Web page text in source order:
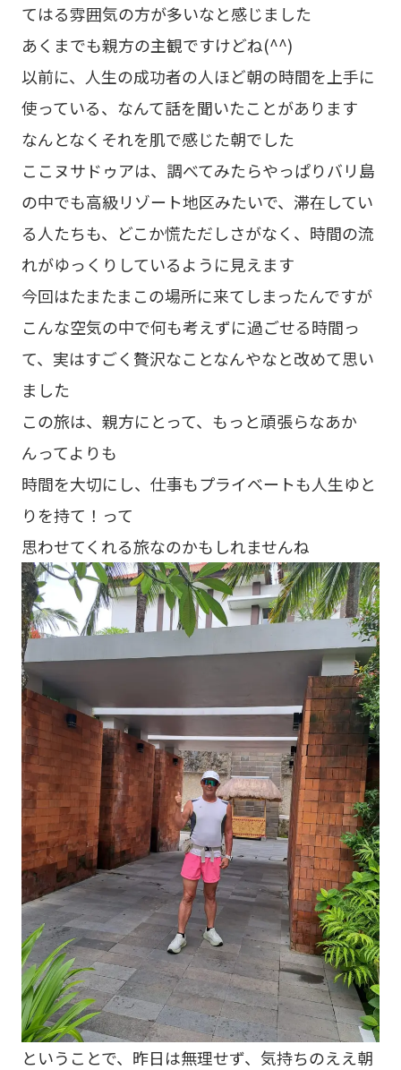
てはる雰囲気の方が多いなと感じました
あくまでも親方の主観ですけどね(^^)
以前に、人生の成功者の人ほど朝の時間を上手に
使っている、なんて話を聞いたことがあります
なんとなくそれを肌で感じた朝でした
ここヌサドゥアは、調べてみたらやっぱりバリ島
の中でも高級リゾート地区みたいで、滞在してい
る人たちも、どこか慌ただしさがなく、時間の流
れがゆっくりしているように見えます
今回はたまたまこの場所に来てしまったんですが
こんな空気の中で何も考えずに過ごせる時間っ
て、実はすごく贅沢なことなんやなと改めて思い
ました
この旅は、親方にとって、もっと頑張らなあか
んってよりも
時間を大切にし、仕事もプライベートも人生ゆと
りを持て！って
思わせてくれる旅なのかもしれませんね
ということで、昨日は無理せず、気持ちのええ朝